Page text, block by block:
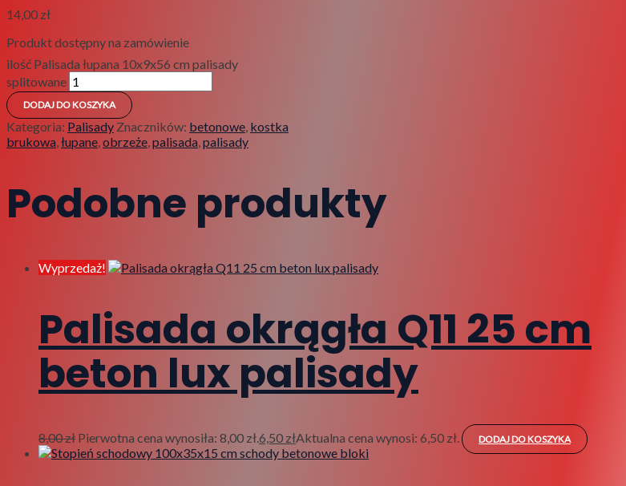
14,00 zł
Produkt dostępny na zamówienie
ilość Palisada łupana 10x9x56 cm palisady
splitowane
DODAJ DO KOSZYKA
Kategoria: Palisady Znaczników: betonowe, kostka
brukowa,łupane,obrzeże,palisada,palisady
Podobne produkty
Wyprzedaż!
Palisada okrągła Q11 25 cm
beton lux palisady
8,00zł Pierwotna cena wynosiła: 8,00 zł.6,50 złAktualna cena wynosi: 6,50 zł. DODAJ DO KOSZYKA